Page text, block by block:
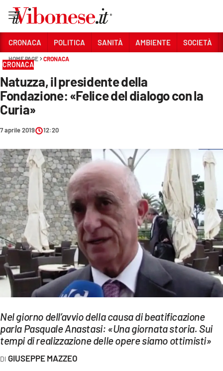
Sezioni
CRONACA
POLITICA
SOCIETÀ
CULTURA
ECONOMIA E LAVORO
EVENTI
SPORT
Streaming
LAC TV
LAC NETWORK
LAC ONAIR
CRONACA POLITICA SANITÀ AMBIENTE SOCIETÀ
HOME PAGE CRONACA
CRONACA
Natuzza, il presidente della
Fondazione: «Felice del dialogo con la
Curia»
7 aprile 2019 12:20
Nel giorno dell’avvio della causa di beatificazione
parla Pasquale Anastasi: «Una giornata storia. Sui
tempi di realizzazione delle opere siamo ottimisti»
GIUSEPPE MAZZEO